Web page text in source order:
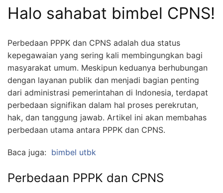
Halo sahabat bimbel CPNS!
Perbedaan PPPK dan CPNS adalah dua status
kepegawaian yang sering kali membingungkan bagi
masyarakat umum. Meskipun keduanya berhubungan
dengan layanan publik dan menjadi bagian penting
dari administrasi pemerintahan di Indonesia, terdapat
perbedaan signifikan dalam hal proses perekrutan,
hak, dan tanggung jawab. Artikel ini akan membahas
perbedaan utama antara PPPK dan CPNS.
Baca juga: bimbel utbk
Perbedaan PPPK dan CPNS